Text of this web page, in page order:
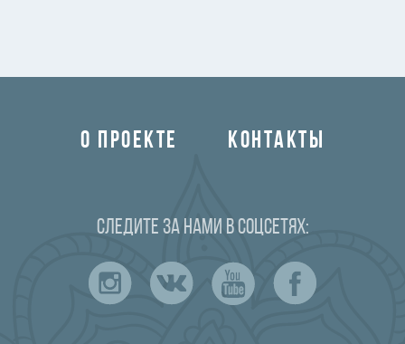
О ПРОЕКТЕ КОНТАКТЫ
Следите за нами в соцсетях: